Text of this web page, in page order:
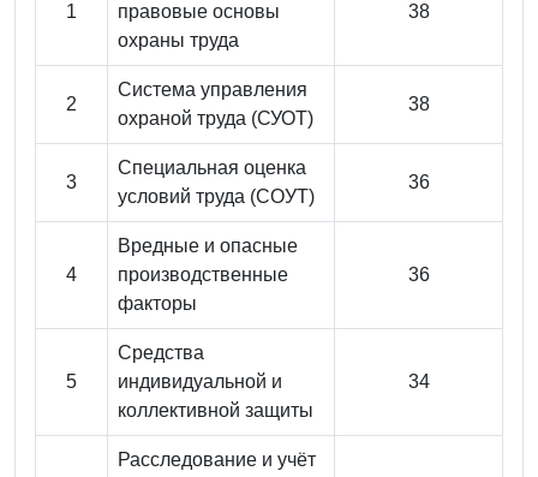
1
правовые основы
охраны труда
38
2
Система управления
охраной труда (СУОТ)
38
3
Специальная оценка
условий труда (СОУТ)
36
4
Вредные и опасные
производственные
факторы
36
5
Средства
индивидуальной и
коллективной защиты
34
Расследование и учёт